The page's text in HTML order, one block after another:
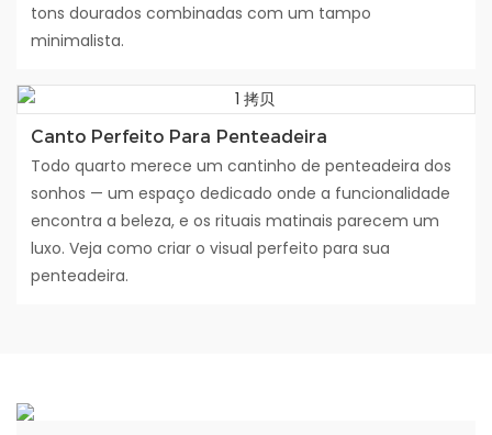
tons dourados combinadas com um tampo
minimalista.
Canto Perfeito Para Penteadeira
Todo quarto merece um cantinho de penteadeira dos
sonhos — um espaço dedicado onde a funcionalidade
encontra a beleza, e os rituais matinais parecem um
luxo. Veja como criar o visual perfeito para sua
penteadeira.